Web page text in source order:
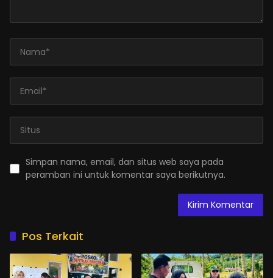
Simpan nama, email, dan situs web saya pada
peramban ini untuk komentar saya berikutnya.
Pos Terkait